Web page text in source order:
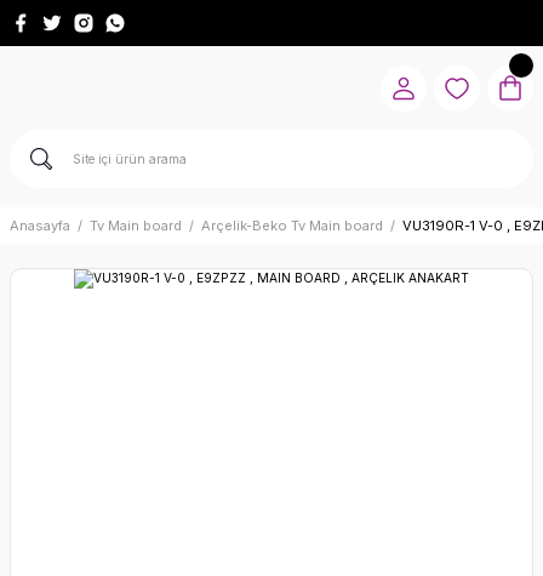
Anasayfa Tv Main board Arçelik-Beko Tv Main board VU3190R-1 V-0 ,